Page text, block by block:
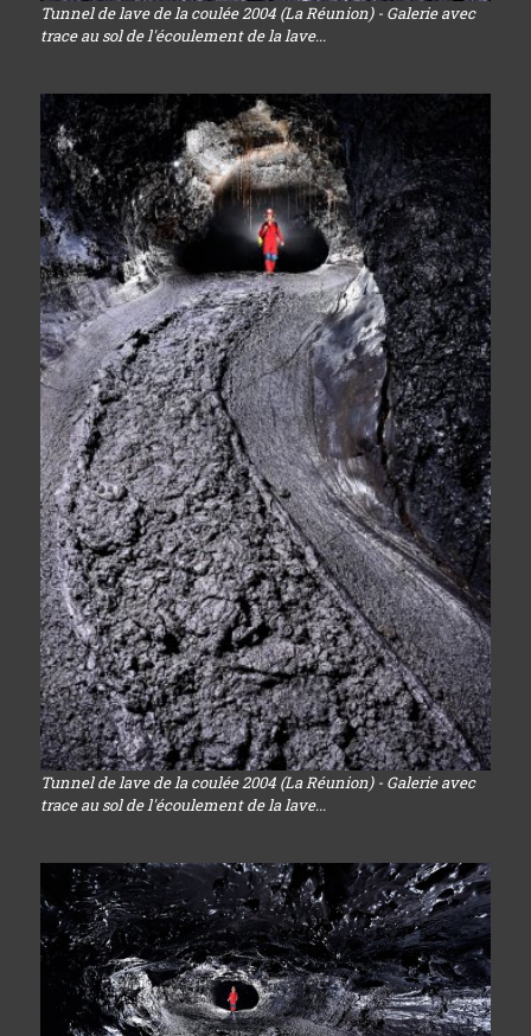
Tunnel de lave de la coulée 2004 (La Réunion) - Galerie avec
trace au sol de l'écoulement de la lave...
Tunnel de lave de la coulée 2004 (La Réunion) - Galerie avec
trace au sol de l'écoulement de la lave...